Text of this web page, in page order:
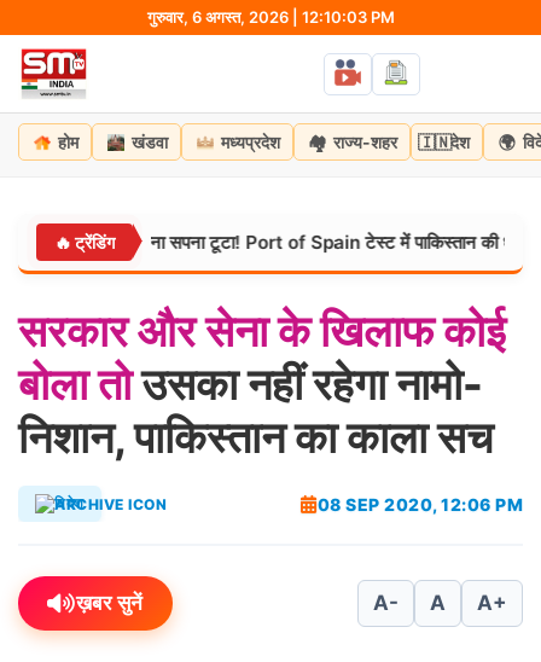
content
गुरुवार, 6 अगस्त, 2026 | 12:10:04 PM
होम खंडवा मध्यप्रदेश 🏘️ राज्य-शहर 🇮🇳देश 🌍
🔥 ट्रेंडिंग
26 साल पुराना सपना टूटा! Port of Spain टेस्ट में पाकिस्तान की धमाकेदार
सरकारऔरसेनाकेखिलाफकोई
बोलातोउसका नहीं रहेगा नामो-
निशान, पाकिस्‍तान का काला सच
विदेश 08 SEP 2020, 12:06 PM
ख़बर सुनें A- A A+